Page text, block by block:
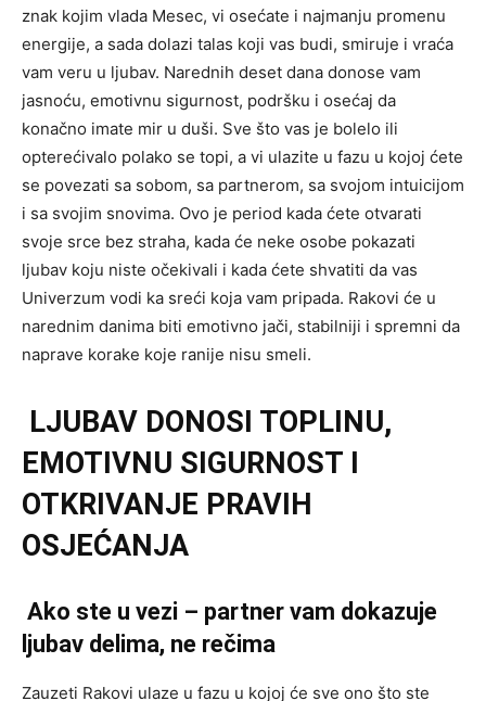
znak kojim vlada Mesec, vi osećate i najmanju promenu
energije, a sada dolazi talas koji vas budi, smiruje i vraća
vam veru u ljubav. Narednih deset dana donose vam
jasnoću, emotivnu sigurnost, podršku i osećaj da
konačno imate mir u duši. Sve što vas je bolelo ili
opterećivalo polako se topi, a vi ulazite u fazu u kojoj ćete
se povezati sa sobom, sa partnerom, sa svojom intuicijom
i sa svojim snovima. Ovo je period kada ćete otvarati
svoje srce bez straha, kada će neke osobe pokazati
ljubav koju niste očekivali i kada ćete shvatiti da vas
Univerzum vodi ka sreći koja vam pripada. Rakovi će u
narednim danima biti emotivno jači, stabilniji i spremni da
naprave korake koje ranije nisu smeli.
LJUBAV DONOSI TOPLINU,
EMOTIVNU SIGURNOST I
OTKRIVANJE PRAVIH
OSJEĆANJA
Ako ste u vezi – partner vam dokazuje
ljubav delima, ne rečima
Zauzeti Rakovi ulaze u fazu u kojoj će sve ono što ste